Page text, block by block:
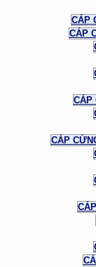
CÁP
CÁP
CÁP
CÁP